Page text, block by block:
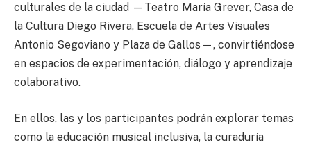
culturales de la ciudad —Teatro María Grever, Casa de
la Cultura Diego Rivera, Escuela de Artes Visuales
Antonio Segoviano y Plaza de Gallos—, convirtiéndose
en espacios de experimentación, diálogo y aprendizaje
colaborativo.
En ellos, las y los participantes podrán explorar temas
como la educación musical inclusiva, la curaduría